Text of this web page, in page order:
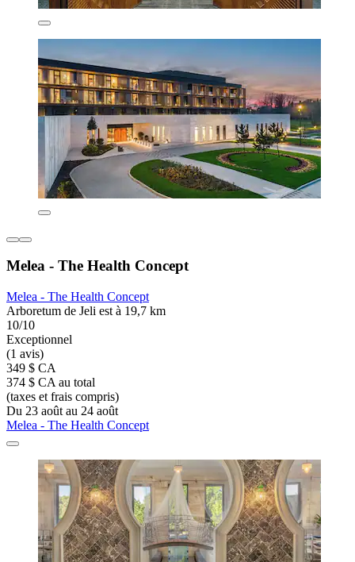
Melea - The Health Concept
Melea - The Health Concept
Arboretum de Jeli est à 19,7 km
10/10
Exceptionnel
(1 avis)
349 $ CA
374 $ CA au total
(taxes et frais compris)
Du 23 août au 24 août
Melea - The Health Concept